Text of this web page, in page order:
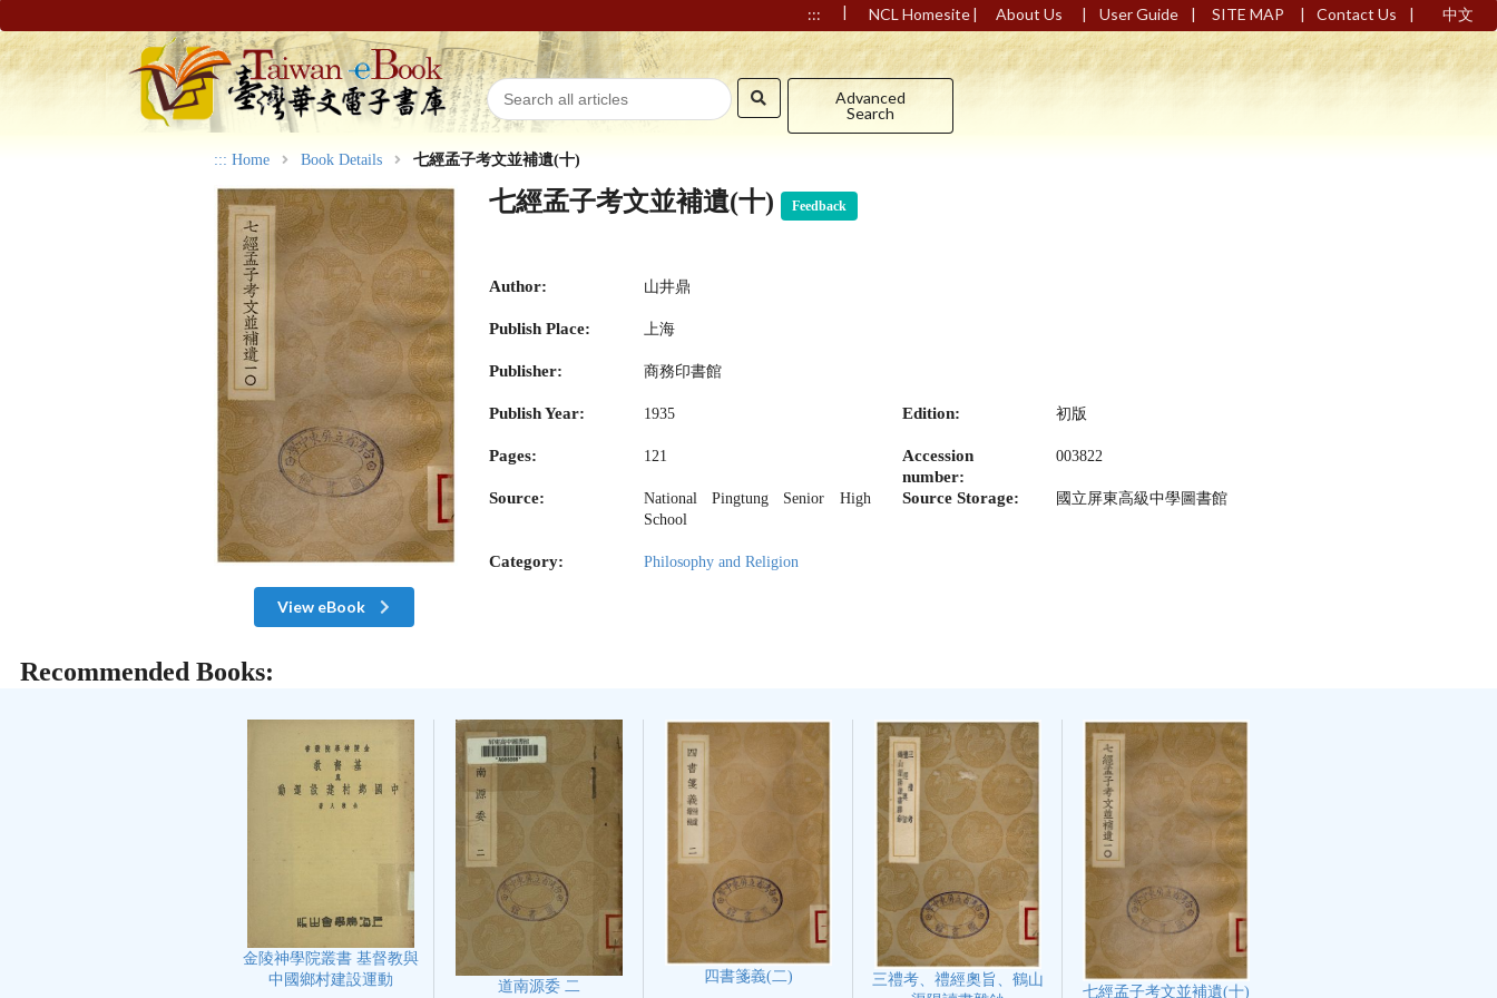
::: | NCL Homesite| About Us | User Guide | SITE MAP | Contact Us | 中文
Advanced
Search
::: Home Book Details 七經孟子考文並補遺(十)
View eBook
七經孟子考文並補遺(十) Feedback
Author: 山井鼎
Publish Place: 上海
Publisher: 商務印書館
Publish Year: 1935 Edition: 初版
Pages: 121
Accession
number:
003822
Source:
National Pingtung Senior High
School
Source Storage: 國立屏東高級中學圖書館
Category: Philosophy and Religion
Recommended Books:
金陵神學院叢書 基督教與
中國鄉村建設運動
道南源委 二
四書箋義(二)
三禮考、禮經奧旨、鶴山
七經孟子考文並補遺(十)